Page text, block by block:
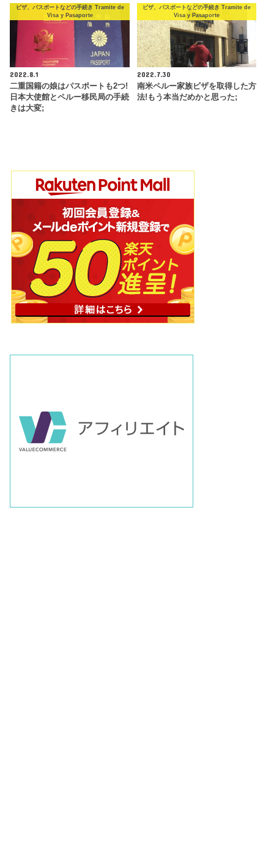
ビザ、パスポートなどの手続き Tramite de
Visa y Pasaporte
2022.8.1
二重国籍の娘はパスポートも2つ!
日本大使館とペルー移民局の手続
きは大変;
ビザ、パスポートなどの手続き Tramite de
Visa y Pasaporte
2022.7.30
南米ペルー家族ビザを取得した方
法!もう本当だめかと思った;